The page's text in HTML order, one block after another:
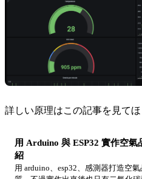
詳しい原理はこの記事を見てほ
用 Arduino 與 ESP32 實作空
紹
用 arduino、esp32、感測器打造空